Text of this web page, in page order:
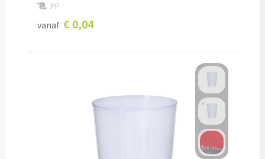
Pepermunt bedrukken
Chocolade & Bonbons bedrukken
PP
vanaf € 0,04